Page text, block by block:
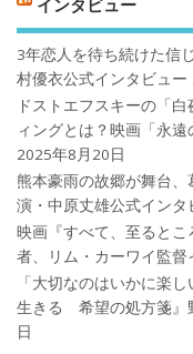
3年恋人を待ち続けた信
村優衣公式インタビュー
ドストエフスキーの「
ィングとは？映画「永
2025年8月20日
熊本豪雨の故郷が舞台
演・中原丈雄公式インタ
映画『すべて、至ると
者、リム・カーワイ監督
「大切なのはいかに楽
生きる 希望の処方箋』
日